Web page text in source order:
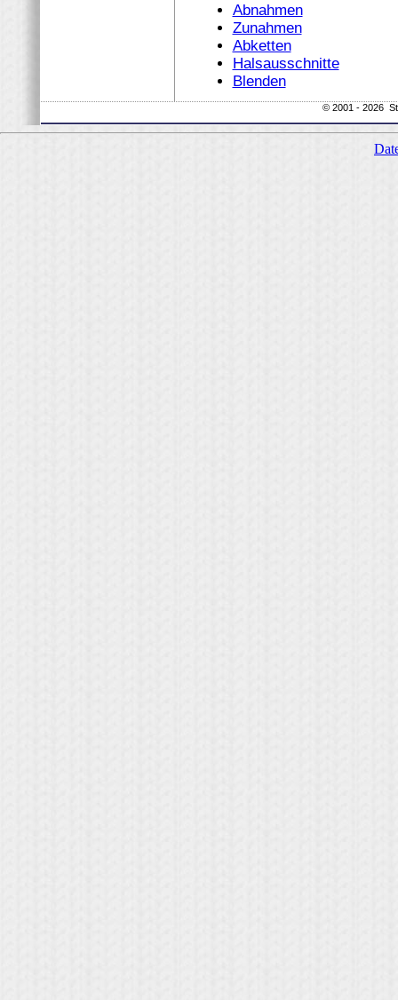
Abnahmen
Zunahmen
Abketten
Halsausschnitte
Blenden
© 2001 - 2026